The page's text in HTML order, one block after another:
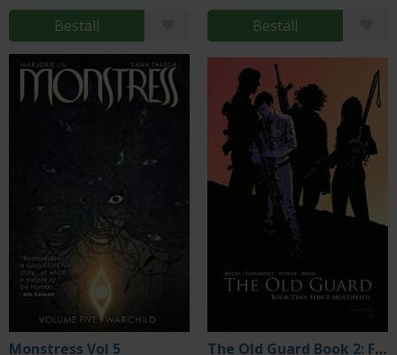
Beställ Beställ
Monstress Vol 5 The Old Guard Book 2: Force Multiplied